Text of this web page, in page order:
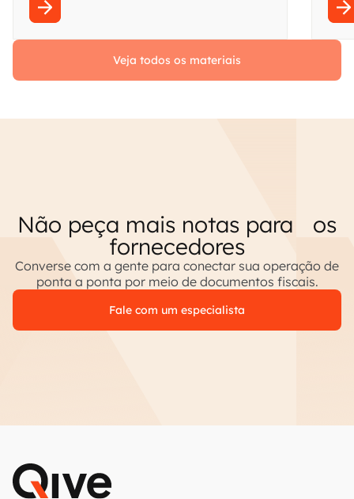
Veja todos os materiais
Não peça mais notas para os
fornecedores
Converse com a gente para conectar sua operação de
ponta a ponta por meio de documentos fiscais.
Fale com um especialista